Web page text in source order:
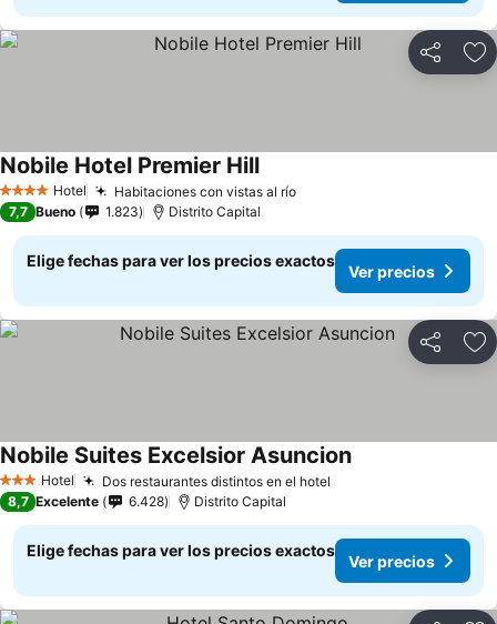
Compartir
4 EstrellasHotel Habitaciones con vistas al río
Nobile Hotel Premier Hill
7,7 Bueno 1.823 Distrito Capital
Elige fechas para ver los precios exactos
Ver precios
Compartir
3 Estrellas
Hotel Dos restaurantes distintos en el hotel
Nobile Suites Excelsior Asuncion
8,7 Excelente 6.428 Distrito Capital
Elige fechas para ver los precios exactos
Ver precios